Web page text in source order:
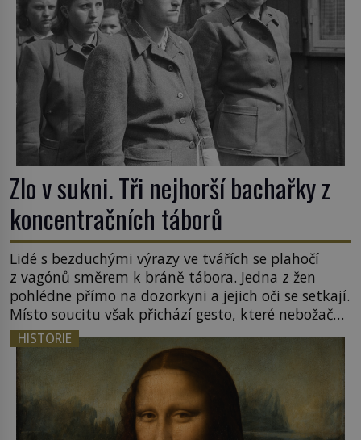
Zlo v sukni. Tři nejhorší bachařky z
koncentračních táborů
Lidé s bezduchými výrazy ve tvářích se plahočí
z vagónů směrem k bráně tábora. Jedna z žen
pohlédne přímo na dozorkyni a jejich oči se setkají.
Místo soucitu však přichází gesto, které nebožačku
posílá rovnou do plynové komory. Jména jako
Rudolf Höss (1901–1947), Josef Mengele (1911–
1979) či Heinrich Himmler (1900–1945) zná každý,
o koho se historie jen otřela. Jenže […]
HISTORIE